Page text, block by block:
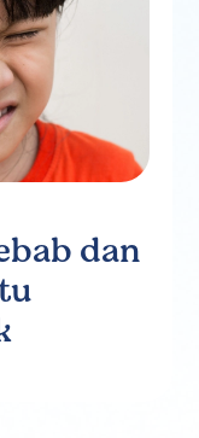
dan